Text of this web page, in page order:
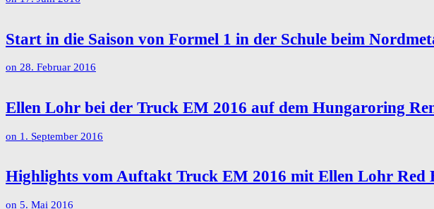
Start in die Saison von Formel 1 in der Schule beim
on 28. Februar 2016
Ellen Lohr bei der Truck EM 2016 auf dem Hungaroring
on 1. September 2016
Highlights vom Auftakt Truck EM 2016 mit Ellen Lohr Red
on 5. Mai 2016